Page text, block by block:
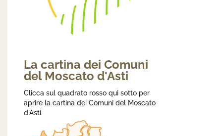
La cartina dei Comuni
del Moscato d'Asti
Clicca sul quadrato rosso qui sotto per
aprire la cartina dei Comuni del Moscato
d'Asti.